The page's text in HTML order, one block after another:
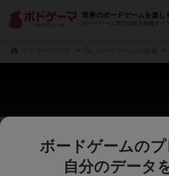
世界のボードゲームを楽し
ボードゲーム専門の総合情報サイト
じっくり表示
ボードゲームのプ
自分のデータ